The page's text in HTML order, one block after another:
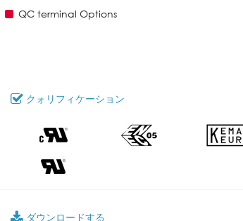
QC terminal Options
クォリフィケーション
ダウンロードする